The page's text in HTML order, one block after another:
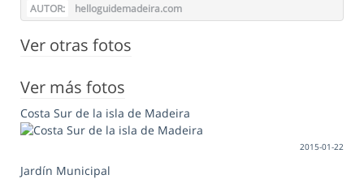
AUTOR: helloguidemadeira.com
Ver otras fotos
Ver más fotos
Costa Sur de la isla de Madeira
2015-01-22
Jardín Municipal